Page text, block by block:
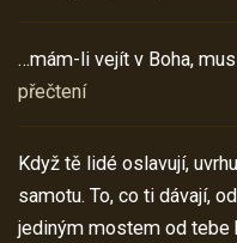
…mám-li vejít v Boha,
přečtení
Když tě lidé oslavují,
samotu. To, co ti dávají,
jediným mostem od tebe